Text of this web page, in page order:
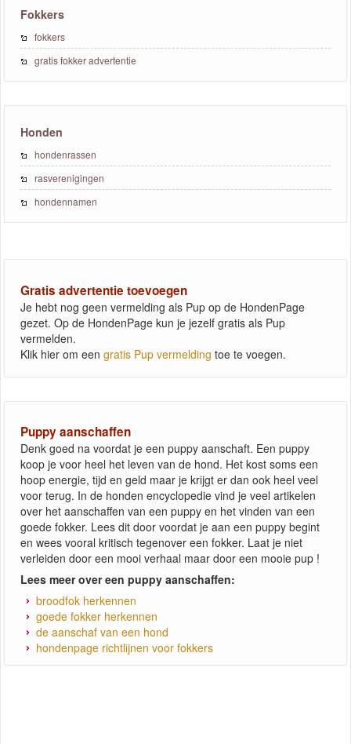
Fokkers
fokkers
gratis fokker advertentie
Honden
hondenrassen
rasverenigingen
hondennamen
Gratis advertentie toevoegen
Je hebt nog geen vermelding als Pup op de HondenPage
gezet. Op de HondenPage kun je jezelf gratis als Pup
vermelden.
Klik hier om een gratis Pup vermelding toe te voegen.
Puppy aanschaffen
Denk goed na voordat je een puppy aanschaft. Een puppy
koop je voor heel het leven van de hond. Het kost soms een
hoop energie, tijd en geld maar je krijgt er dan ook heel veel
voor terug. In de honden encyclopedie vind je veel artikelen
over het aanschaffen van een puppy en het vinden van een
goede fokker. Lees dit door voordat je aan een puppy begint
en wees vooral kritisch tegenover een fokker. Laat je niet
verleiden door een mooi verhaal maar door een mooie pup !
Lees meer over een puppy aanschaffen:
broodfok herkennen
goede fokker herkennen
de aanschaf van een hond
hondenpage richtlijnen voor fokkers